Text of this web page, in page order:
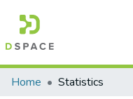
Communities & Collections
Home Statistics